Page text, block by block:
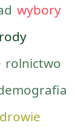
wybory
rolnictwo